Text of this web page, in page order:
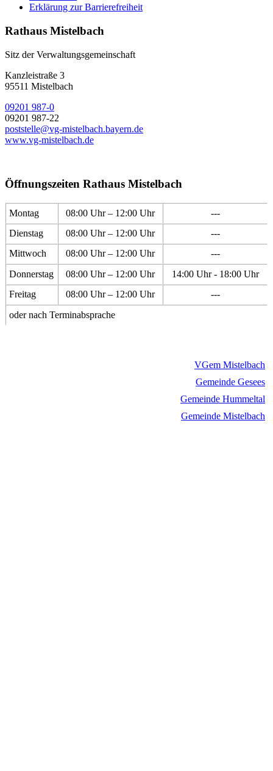
Erklärung zur Barrierefreiheit
Rathaus Mistelbach
Sitz der Verwaltungsgemeinschaft
Kanzleistraße 3
95511 Mistelbach
09201 987-0
09201 987-22
poststelle@vg-mistelbach.bayern.de
www.vg-mistelbach.de
Öffnungszeiten Rathaus Mistelbach
Montag 08:00 Uhr – 12:00 Uhr
---
Dienstag
08:00 Uhr – 12:00 Uhr
---
Mittwoch
08:00 Uhr – 12:00 Uhr
---
Donnerstag
08:00 Uhr – 12:00 Uhr
14:00 Uhr - 18:00 Uhr
Freitag
08:00 Uhr – 12:00 Uhr
---
oder nach Terminabsprache
VGem Mistelbach
Gemeinde Gesees
Gemeinde Hummeltal
Gemeinde Mistelbach